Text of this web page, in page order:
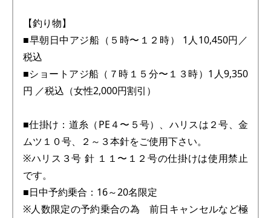
【釣り物】
■早朝日中アジ船（５時〜１２時） 1人10,450円／
税込
■ショートアジ船（７時１５分〜１３時）1人9,350
円 ／税込（女性2,000円割引）
■仕掛け：道糸（PE４〜５号）、ハリスは２号、金
ムツ１０号、２～３本針をご使用下さい。
※ハリス３号 針 １１〜１２号の仕掛けは使用禁止
です。
■日中予約乗合：16～20名限定
※人数限定の予約乗合の為 前日キャンセルなど極